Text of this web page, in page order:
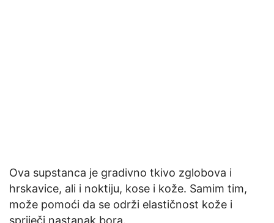
Ova supstanca je gradivno tkivo zglobova i
hrskavice, ali i noktiju, kose i kože. Samim tim,
može pomoći da se održi elastičnost kože i